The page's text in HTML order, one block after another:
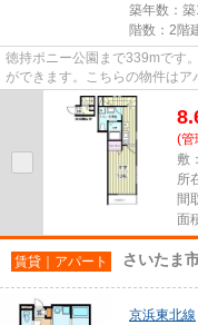
築年数：築
階数：2階
徳持ポニー公園まで339mです
ができます。こちらの物件は
観タイルのアパート。できるだ...
(管
敷
所
間
面
賃貸｜アパート さいたま
京浜東北線